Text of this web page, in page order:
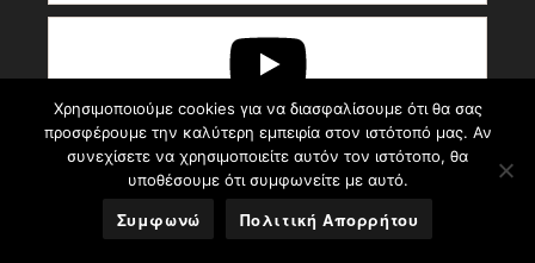
Χρησιμοποιούμε cookies για να διασφαλίσουμε ότι θα σας
προσφέρουμε την καλύτερη εμπειρία στον ιστότοπό μας. Αν
συνεχίσετε να χρησιμοποιείτε αυτόν τον ιστότοπο, θα
υποθέσουμε ότι συμφωνείτε με αυτό.
Συμφωνώ Πολιτική Απορρήτου